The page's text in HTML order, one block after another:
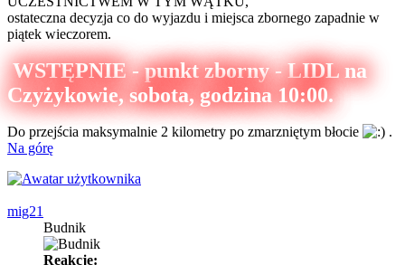
ostateczna decyzja co do wyjazdu i miejsca zbornego zapadnie w
piątek wieczorem.
WSTĘPNIE - punkt zborny - LIDL na
Czyżykowie, sobota, godzina 10:00.
Do przejścia maksymalnie 2 kilometry po zmarzniętym błocie
.
Na górę
mig21
Budnik
Reakcje: